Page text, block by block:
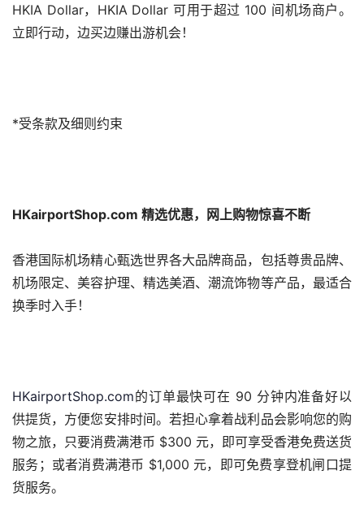
HKIA Dollar，HKIA Dollar 可用于超过 100 间机场商户。
立即行动，边买边赚出游机会！
*受条款及细则约束
HKairportShop.com 精选优惠，网上购物惊喜不断
香港国际机场精心甄选世界各大品牌商品，包括尊贵品牌、
机场限定、美容护理、精选美酒、潮流饰物等产品，最适合
换季时入手！
HKairportShop.com的订单最快可在 90 分钟内准备好以
供提货，方便您安排时间。若担心拿着战利品会影响您的购
物之旅，只要消费满港币 $300 元，即可享受香港免费送货
服务；或者消费满港币 $1,000 元，即可免费享登机闸口提
货服务。